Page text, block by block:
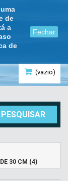
de
a
de
Fechar
(vazio)
PESQUISAR
30 CM (4)